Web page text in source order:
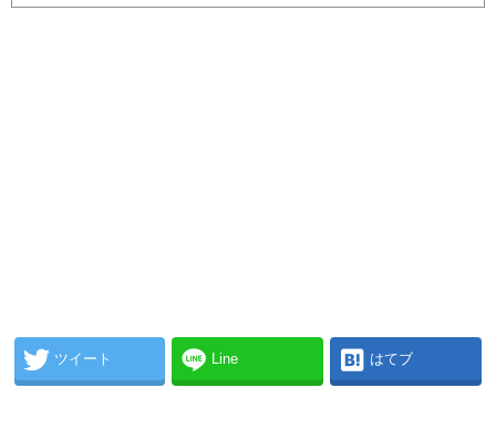
ツイート Line はてブ